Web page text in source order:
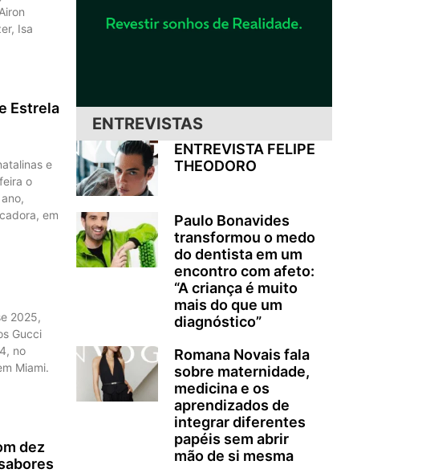
Isa
Estrela
e
o
em
2025,
Gucci
no
Miami.
dez
ENTREVISTAS
ENTREVISTA FELIPE
THEODORO
Paulo Bonavides
transformou o medo
do dentista em um
encontro com afeto:
“A criança é muito
mais do que um
diagnóstico”
Romana Novais fala
sobre maternidade,
medicina e os
aprendizados de
integrar diferentes
papéis sem abrir
mão de si mesma